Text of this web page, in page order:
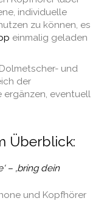
individuelle
zu können, es
einmalig geladen
und
der
ergänzen, eventuell
Überblick:
– ‚bring dein
und Kopfhörer